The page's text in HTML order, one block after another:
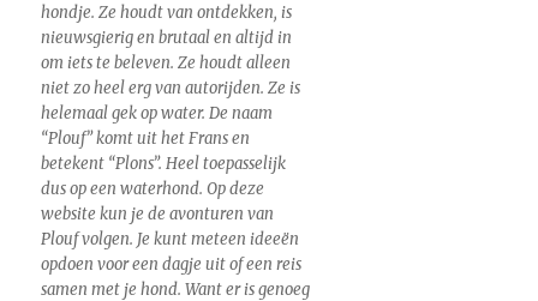
hondje. Ze houdt van ontdekken, is
nieuwsgierig en brutaal en altijd in
om iets te beleven. Ze houdt alleen
niet zo heel erg van autorijden. Ze is
helemaal gek op water. De naam
“Plouf” komt uit het Frans en
betekent “Plons”. Heel toepasselijk
dus op een waterhond. Op deze
website kun je de avonturen van
Plouf volgen. Je kunt meteen ideeën
opdoen voor een dagje uit of een reis
samen met je hond. Want er is genoeg